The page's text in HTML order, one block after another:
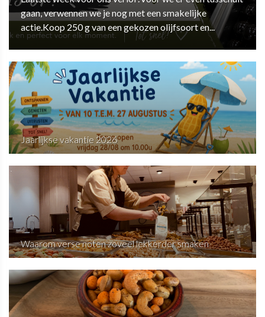
gaan, verwennen we je nog met een smakelijke
actie.Koop 250 g van een gekozen olijfsoort en...
Jaarlijkse vakantie 2026
Waarom verse noten zoveel lekkerder smaken